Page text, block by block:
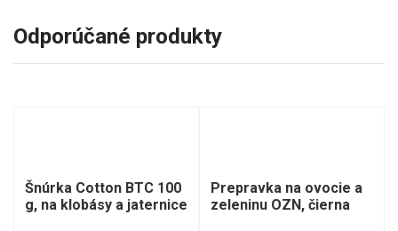
Odporúčané produkty
Šnúrka Cotton BTC 100
g, na klobásy a jaternice
Prepravka na ovocie a
zeleninu OZN, čierna